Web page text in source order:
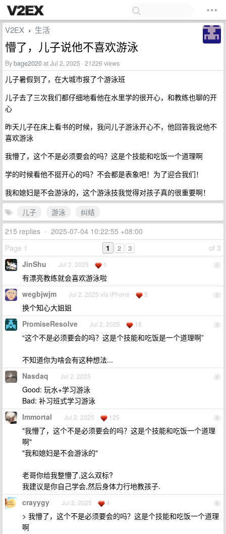
V2EX › 生活
懵了，儿子说他不喜欢游泳
Bybage2020at Jul 2, 2025 · 21226 views
儿子暑假到了，在大城市报了个游泳班
儿子去了三次我们都仔细地看他在水里学的很开心，和教练也聊的开
心
昨天儿子在床上看书的时候，我问儿子游泳开心不，他回答我说他不
喜欢游泳
我懵了，这个不是必须要会的吗？这是个技能和吃饭一个道理啊
学的时候看他不挺开心的吗？不会都是表象吧！为了迎合我们！
我和媳妇是不会游泳的，这个游泳技我觉得对孩子真的很重要啊！
儿子
游泳
纠结
215 replies • 2025-07-04 10:22:55 +08:00
Page 1
of 3
1 2 3
1
JinShu Jul 2, 2025 1
有漂亮教练就会喜欢游泳啦
2
wegbjwjm Jul 2, 2025 via iPhone 5
换个知心大姐姐
3
PromiseResolve Jul 2, 2025 18
“这个不是必须要会的吗？这是个技能和吃饭是一个道理啊”
不知道你为啥会有这种想法...
4
Nasdaq Jul 2, 2025
Good: 玩水+学习游泳
Bad: 补习班式学习游泳
5
Immortal Jul 2, 2025 125
"我懵了，这个不是必须要会的吗？这是个技能和吃饭一个道理
啊"
"我和媳妇是不会游泳的"
老哥你给我整懵了,这么双标?
我建议是你自己学会,然后身体力行地教孩子.
6
crayygy Jul 2, 2025 4
> 我懵了，这个不是必须要会的吗？这是个技能和吃饭一个道理
啊